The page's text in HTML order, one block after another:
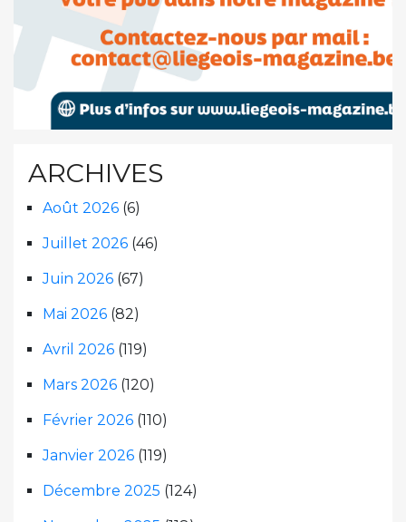
ARCHIVES
Août 2026 (6)
Juillet 2026 (46)
Juin 2026 (67)
Mai 2026 (82)
Avril 2026 (119)
Mars 2026 (120)
Février 2026 (110)
Janvier 2026 (119)
Décembre 2025 (124)